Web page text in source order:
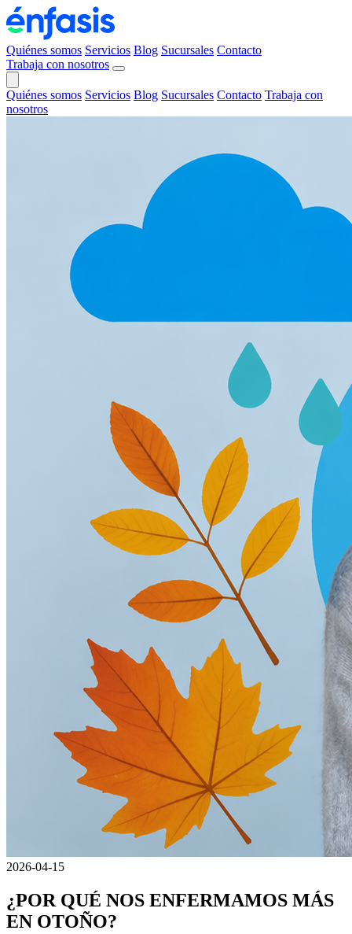
Quiénes somos Servicios Blog Sucursales Contacto
Trabaja con nosotros
Quiénes somos Servicios Blog Sucursales Contacto Trabaja con
nosotros
2026-04-15
¿POR QUÉ NOS ENFERMAMOS MÁS
EN OTOÑO?